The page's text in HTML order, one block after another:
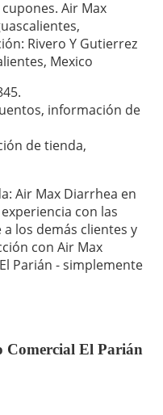
Air Max
Rivero Y Gutierrez
Mexico
.
información de
de tienda,
Air Max Diarrhea en
con las
los demás clientes y
con Air Max
Parián - simplemente
Comercial El Parián